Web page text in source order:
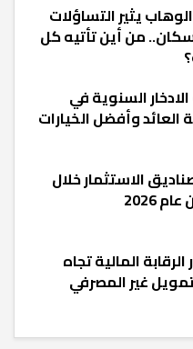
يثير التساؤلات
من أين تأتيه كل
السنوية في
العائد وأفضل الخيارات
الاستثمار خلال
2026
المالية تجاه
غير المصرفي